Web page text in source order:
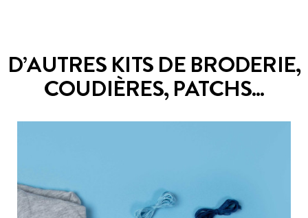
D’AUTRES KITS DE BRODERIE,
COUDIÈRES, PATCHS...